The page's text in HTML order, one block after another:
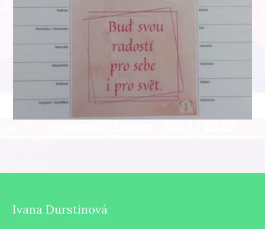
Ivana Durstinová